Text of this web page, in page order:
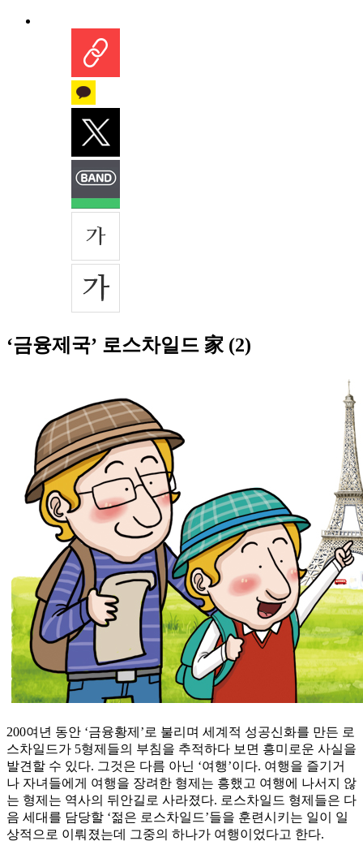
‘금융제국’ 로스차일드 家 (2)
200여년 동안 ‘금융황제’로 불리며 세계적 성공신화를 만든 로
스차일드가 5형제들의 부침을 추적하다 보면 흥미로운 사실을
발견할 수 있다. 그것은 다름 아닌 ‘여행’이다. 여행을 즐기거
나 자녀들에게 여행을 장려한 형제는 흥했고 여행에 나서지 않
는 형제는 역사의 뒤안길로 사라졌다. 로스차일드 형제들은 다
음 세대를 담당할 ‘젊은 로스차일드’들을 훈련시키는 일이 일
상적으로 이뤄졌는데 그중의 하나가 여행이었다고 한다.